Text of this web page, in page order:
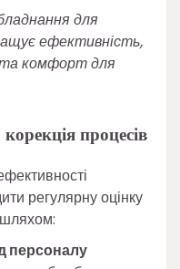
для
ефективність,
та комфорт для
процесів
регулярну оцінку
персоналу